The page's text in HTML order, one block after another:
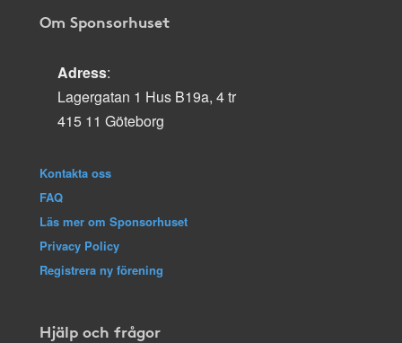
Om Sponsorhuset
Adress:
Lagergatan 1 Hus B19a, 4 tr
415 11 Göteborg
Kontakta oss
FAQ
Läs mer om Sponsorhuset
Privacy Policy
Registrera ny förening
Hjälp och frågor